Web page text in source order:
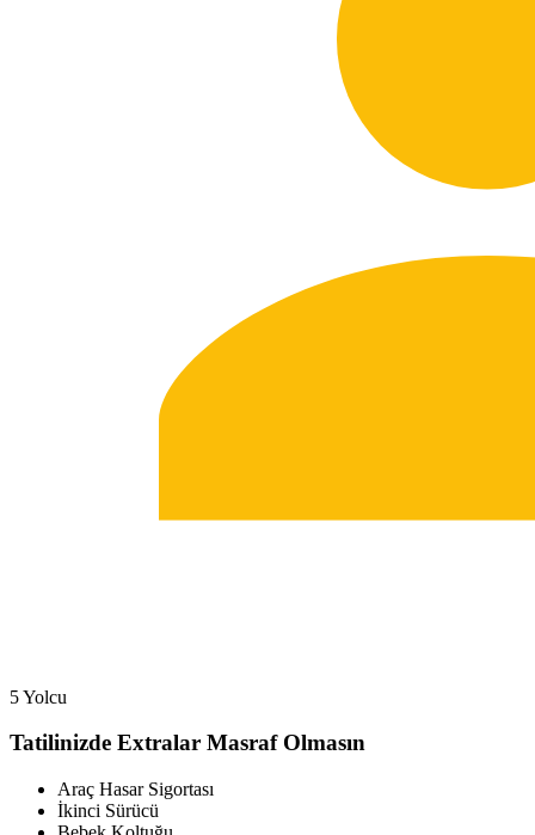
5 Yolcu
Tatilinizde Extralar Masraf Olmasın
Araç Hasar Sigortası
İkinci Sürücü